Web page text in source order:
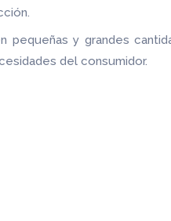
y grandes
del consumidor.